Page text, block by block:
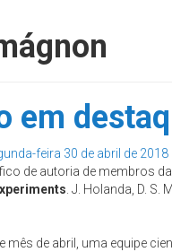
em
feira 30 de abril de 2018
de autoria de membros
. J. Holanda, D.
mês de abril, uma equipe